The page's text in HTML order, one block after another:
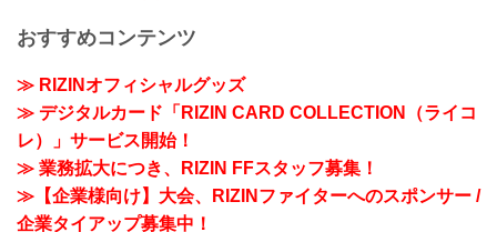
おすすめコンテンツ
≫ RIZINオフィシャルグッズ
≫ デジタルカード「RIZIN CARD COLLECTION（ライコ
レ）」サービス開始！
≫ 業務拡大につき、RIZIN FFスタッフ募集！
≫【企業様向け】大会、RIZINファイターへのスポンサー /
企業タイアップ募集中！